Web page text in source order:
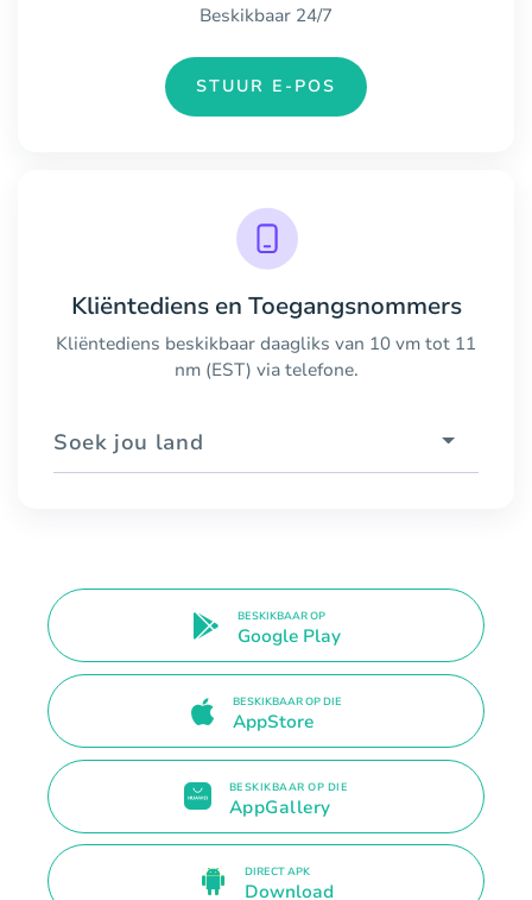
Beskikbaar 24/7
STUUR E-POS
Kliëntediens en Toegangsnommers
Kliëntediens beskikbaar daagliks van 10 vm tot 11
nm (EST) via telefone.
Soek jou land
BESKIKBAAR OP
Google Play
BESKIKBAAR OP DIE
AppStore
BESKIKBAAR OP DIE
AppGallery
DIRECT APK
Download